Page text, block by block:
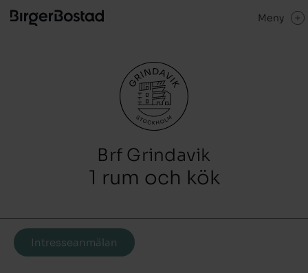
Meny
Brf Grindavik
1 rum och kök
Intresseanmälan